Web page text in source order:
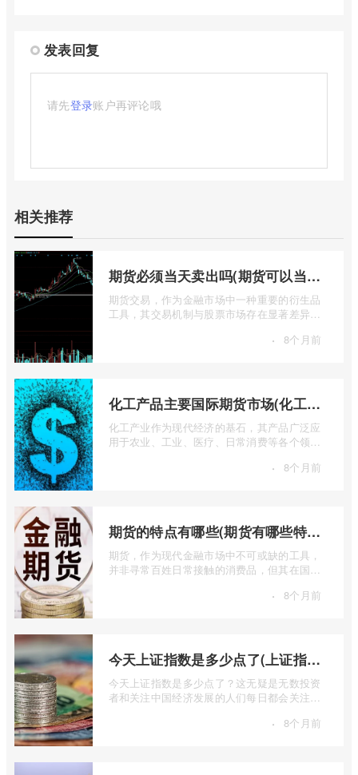
发表回复
请先登录账户再评论哦
相关推荐
期货必须当天卖出吗(期货可以当天买入卖出吗)
期货交易，作为金融市场中一种重要的衍生品
工具，其交易机制与股票市场存在显著差异，
· 8个月前
化工产品主要国际期货市场(化工产品期货实时行情)
化工产业作为现代经济的基石，其产品广泛应
用于农业、工业、医疗、日常消费等各个领
· 8个月前
期货的特点有哪些(期货有哪些特点)
期货，作为现代金融市场中不可或缺的工具，
并非寻常百姓日常接触的消费品，但其在国民
· 8个月前
今天上证指数是多少点了(上证指数行情走势图今天)
今天上证指数是多少点了？这无疑是无数投资
者和关注中国经济发展的人们每日都会关注的
· 8个月前